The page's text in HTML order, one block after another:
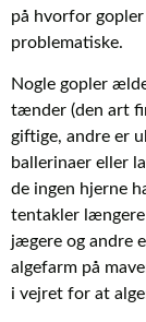
på hvorfor gopler
problematiske.
Nogle gopler
tænder (den art
giftige, andre er
ballerinaer eller
de ingen hjerne
tentakler længere
jægere og andre
algefarm på
i vejret for at